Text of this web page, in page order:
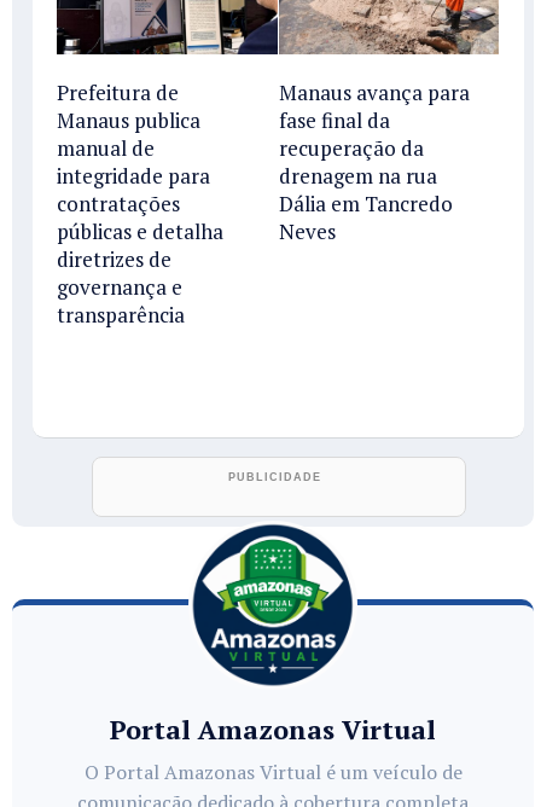
Prefeitura de
Manaus publica
manual de
integridade para
contratações
públicas e detalha
diretrizes de
governança e
transparência
Manaus avança para
fase final da
recuperação da
drenagem na rua
Dália em Tancredo
Neves
Portal Amazonas Virtual
O Portal Amazonas Virtual é um veículo de